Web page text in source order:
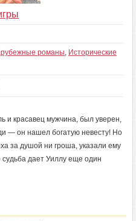
романы, Исторические
и красавец мужчина, был уверен,
— он нашел богатую невесту! Но
за душой ни гроша, указали ему
судьба дает Уиллу еще один